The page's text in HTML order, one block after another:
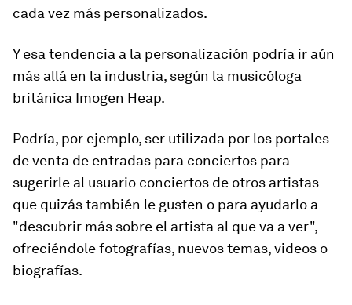
cada vez más personalizados.
Y esa tendencia a la personalización podría ir aún
más allá en la industria, según la musicóloga
británica Imogen Heap.
Podría, por ejemplo, ser utilizada por los portales
de venta de entradas para conciertos para
sugerirle al usuario conciertos de otros artistas
que quizás también le gusten o para ayudarlo a
"descubrir más sobre el artista al que va a ver",
ofreciéndole fotografías, nuevos temas, videos o
biografías.